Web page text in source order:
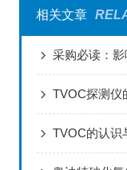
相关文章
TVOC探测仪
TVOC的认识